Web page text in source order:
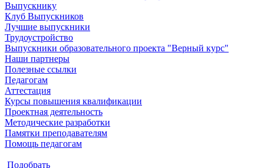
Выпускнику
Клуб Выпускников
Лучшие выпускники
Трудоустройство
Выпускники образовательного проекта "Верный курс"
Наши партнеры
Полезные ссылки
Педагогам
Аттестация
Курсы повышения квалификации
Проектная деятельность
Методические разработки
Памятки преподавателям
Помощь педагогам
Подобрать